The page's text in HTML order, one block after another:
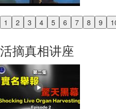
1 2 3 4 5 6 7 8 9
Previous
活摘真相讲座